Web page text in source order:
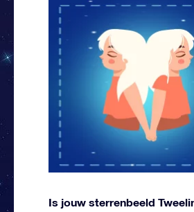
Is jouw sterrenbeeld